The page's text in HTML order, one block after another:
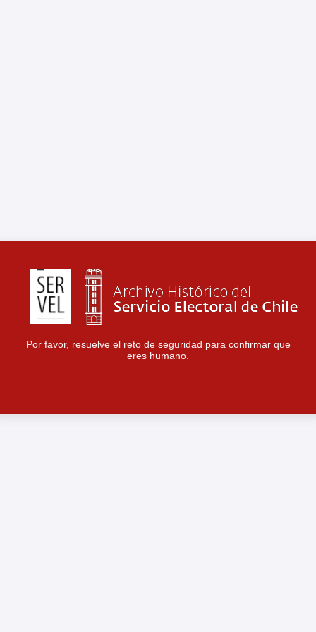
Por favor, resuelve el reto de seguridad para confirmar que
eres humano.